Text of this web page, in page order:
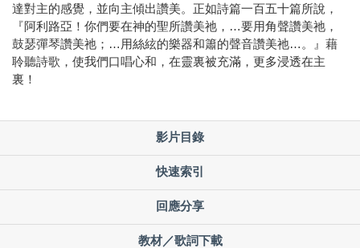
達對主的感覺，並向主傾出讚美。正如詩篇一百五十篇所說，
『阿利路亞！你們要在神的聖所讚美祂，…要用角聲讚美祂，
鼓瑟彈琴讚美祂；…用絲絃的樂器和簫的聲音讚美祂…。』藉
聆聽詩歌，使我們口唱心和，在靈裏被充滿，更多浸透在主
裏！
影片目錄
快速索引
回應分享
教材／歌詞下載